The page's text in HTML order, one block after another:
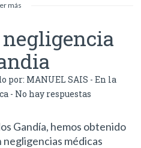
más
por: MANUEL SAIS - En la
- No hay respuestas
Gandía, hemos obtenido
médicas